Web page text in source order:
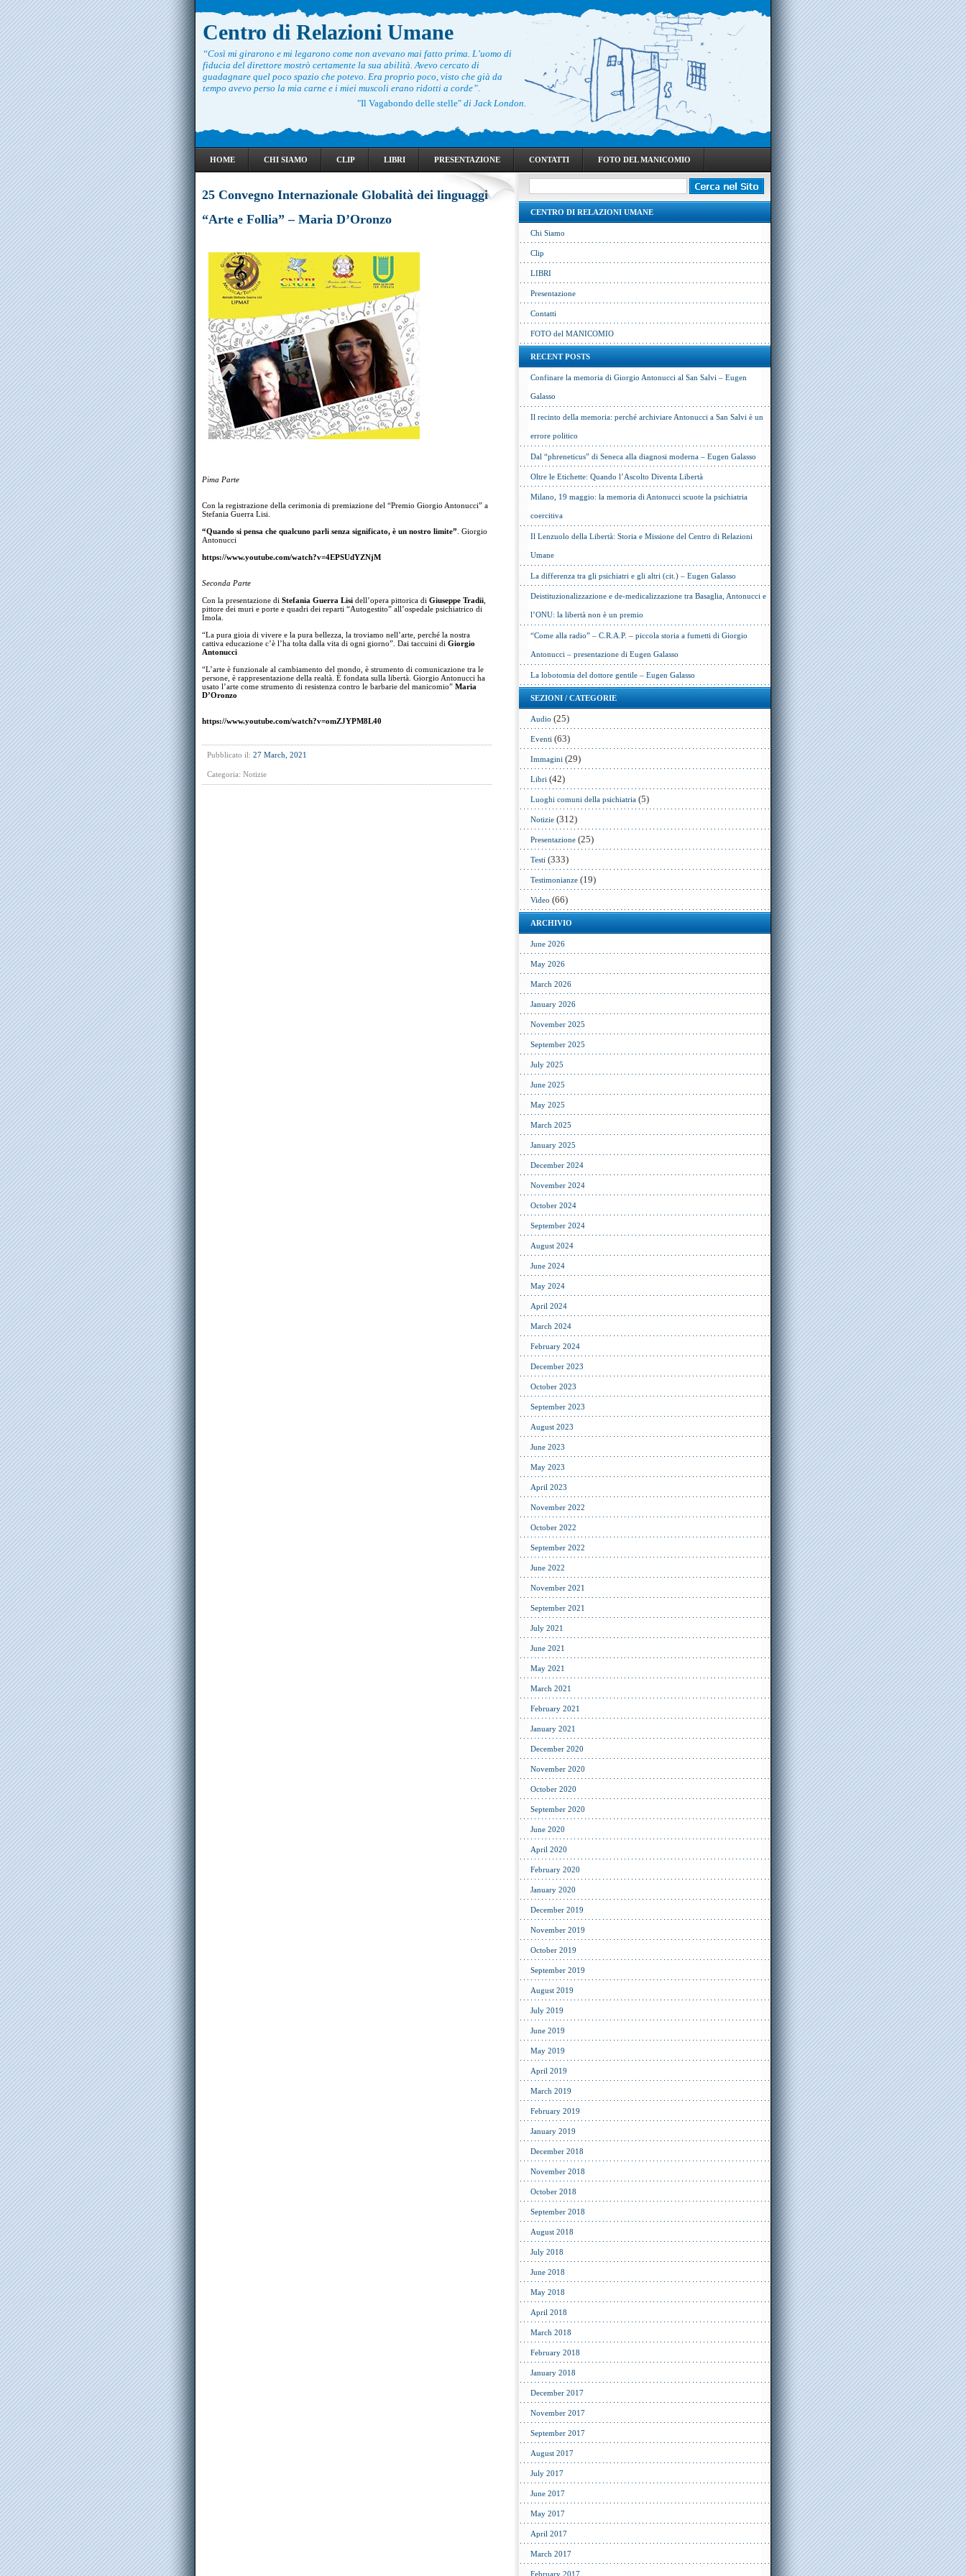
Centro di Relazioni Umane
“Così mi girarono e mi legarono come non avevano mai fatto prima. L’uomo di
fiducia del direttore mostrò certamente la sua abilità. Avevo cercato di
guadagnare quel poco spazio che potevo. Era proprio poco, visto che già da
tempo avevo perso la mia carne e i miei muscoli erano ridotti a corde”.
"Il Vagabondo delle stelle" di Jack London.
HOME CHI SIAMO CLIP LIBRI PRESENTAZIONE CONTATTI FOTO DEL MANICOMIO
25 Convegno Internazionale Globalità dei linguaggi
“Arte e Follia” – Maria D’Oronzo
Pima Parte
Con la registrazione della cerimonia di premiazione del “Premio Giorgio Antonucci” a
Stefania Guerra Lisi.
“Quando si pensa che qualcuno parli senza significato, è un nostro limite” . Giorgio
Antonucci
https://www.youtube.com/watch?v=4EPSUdYZNjM
Seconda Parte
Con la presentazione di Stefania Guerra Lisi dell’opera pittorica di Giuseppe Tradii
pittore dei muri e porte e quadri dei reparti “Autogestito” all’ospedale psichiatrico di
Imola.
“La pura gioia di vivere e la pura bellezza, la troviamo nell’arte, perché la nostra
cattiva educazione c’è l’ha tolta dalla vita di ogni giorno”. Dai taccuini di Giorgio
Antonucci
“L’arte è funzionale al cambiamento del mondo, è strumento di comunicazione tra le
persone, è rappresentazione della realtà. È fondata sulla libertà. Giorgio Antonucci ha
usato l’arte come strumento di resistenza contro le barbarie del manicomio” Maria
D’Oronzo
https://www.youtube.com/watch?v=omZJYPM8L40
Pubblicato il: 27 March, 2021
Categoria: Notizie
CENTRO DI RELAZIONI UMANE
Chi Siamo
Clip
LIBRI
Presentazione
Contatti
FOTO del MANICOMIO
RECENT POSTS
Confinare la memoria di Giorgio Antonucci al San Salvi – Eugen
Galasso
Il recinto della memoria: perché archiviare Antonucci a San Salvi è un
errore politico
Dal “phreneticus” di Seneca alla diagnosi moderna – Eugen Galasso
Oltre le Etichette: Quando l’Ascolto Diventa Libertà
Milano, 19 maggio: la memoria di Antonucci scuote la psichiatria
coercitiva
Il Lenzuolo della Libertà: Storia e Missione del Centro di Relazioni
Umane
La differenza tra gli psichiatri e gli altri (cit.) – Eugen Galasso
Deistituzionalizzazione e de-medicalizzazione tra Basaglia, Antonucci e
l’ONU: la libertà non è un premio
“Come alla radio” – C.R.A.P. – piccola storia a fumetti di Giorgio
Antonucci – presentazione di Eugen Galasso
La lobotomia del dottore gentile – Eugen Galasso
SEZIONI / CATEGORIE
Audio (25)
Eventi (63)
Immagini (29)
Libri (42)
Luoghi comuni della psichiatria (5)
Notizie (312)
Presentazione (25)
Testi (333)
Testimonianze (19)
Video (66)
ARCHIVIO
June 2026
May 2026
March 2026
January 2026
November 2025
September 2025
July 2025
June 2025
May 2025
March 2025
January 2025
December 2024
November 2024
October 2024
September 2024
August 2024
June 2024
May 2024
April 2024
March 2024
February 2024
December 2023
October 2023
September 2023
August 2023
June 2023
May 2023
April 2023
November 2022
October 2022
September 2022
June 2022
November 2021
September 2021
July 2021
June 2021
May 2021
March 2021
February 2021
January 2021
December 2020
November 2020
October 2020
September 2020
June 2020
April 2020
February 2020
January 2020
December 2019
November 2019
October 2019
September 2019
August 2019
July 2019
June 2019
May 2019
April 2019
March 2019
February 2019
January 2019
December 2018
November 2018
October 2018
September 2018
August 2018
July 2018
June 2018
May 2018
April 2018
March 2018
February 2018
January 2018
December 2017
November 2017
September 2017
August 2017
July 2017
June 2017
May 2017
April 2017
March 2017
February 2017